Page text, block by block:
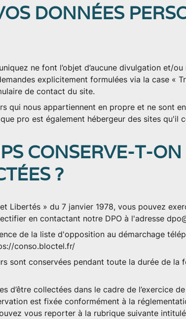
DONNÉES
ne font l’objet d’aucune divulgation et/
explicitement formulées via la case «
de contact du site.
qui nous appartiennent en propre et ne sont
pro est également hébergeur des sites qu'il
CONSERVE-T-ON
?
Libertés » du 7 janvier 1978, vous pouvez
en contactant notre DPO à l'adresse
de la liste d'opposition au démarchage
conso.bloctel.fr/
sont conservées pendant toute la durée de la
d’être collectées dans le cadre de l’exercice
est fixée conformément à la
vous reporter à la rubrique suivante